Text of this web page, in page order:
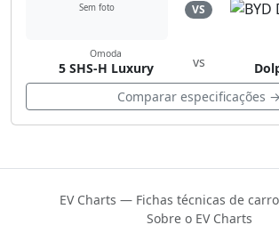
Sem foto VS
Omoda
5 SHS-H Luxury vs
Comparar especificações →
EV Charts — Fichas técnicas de
Sobre o EV Charts